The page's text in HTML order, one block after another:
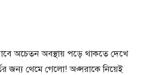
অচেতন অবস্থায় পড়ে থাকতে দেখে
জন্য থেমে গেলো! অপ্সরাকে নিয়েই